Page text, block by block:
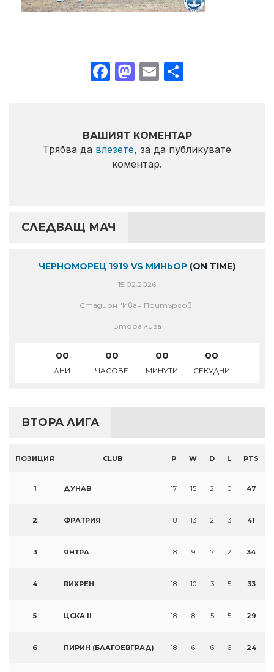
Facebook
Mastodon
Email
ВАШИЯТ КОМЕНТАР
Трябва да влезете, за да публикувате
коментар.
СЛЕДВАЩ МАЧ
ЧЕРНОМОРЕЦ 1919 VS МИНЬОР (ON TIME)
15.02.2026
Стадион "Иван Притъргов"
Втора лига
00
ДНИ
00
ЧАСОВЕ
00
МИНУТИ
00
СЕКУДНИ
ВТОРА ЛИГА
ПОЗИЦИЯ CLUB P W D L PTS
1 ДУНАВ 17 15 2 0 47
2 ФРАТРИЯ 18 13 2 3 41
3 ЯНТРА 18 9 7 2 34
4 ВИХРЕН 18 10 3 5 33
5 ЦСКА II 18 8 5 5 29
6 ПИРИН (БЛАГОЕВГРАД) 18 6 6 6 24